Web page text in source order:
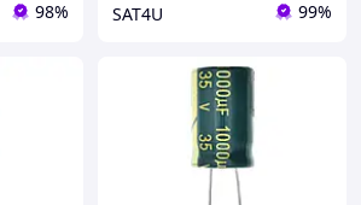
98% SAT4U 99%